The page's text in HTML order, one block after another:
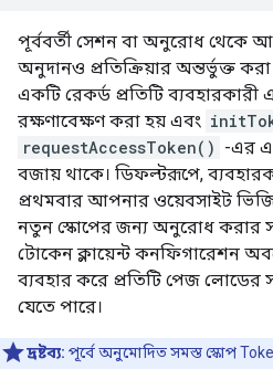
পূর্ববর্তী সেশন বা অনুরোধ থেকে
অনুদানও প্রতিক্রিয়ার অন্তর্ভুক্ত
একটি রেকর্ড প্রতিটি
রক্ষণাবেক্ষণ করা হয় এবং
requestAccessToken() -এর
বজায় থাকে। ডিফল্টরূপে,
প্রথমবার আপনার ওয়েবসাইট
নতুন স্কোপের জন্য অনুরোধ করার
টোকেন ক্লায়েন্ট কনফিগারেশন
ব্যবহার করে প্রতিটি পেজ
যেতে পারে।
দ্রষ্টব্য: পূর্বে অনুমোদিত সমস্ত স্কোপ